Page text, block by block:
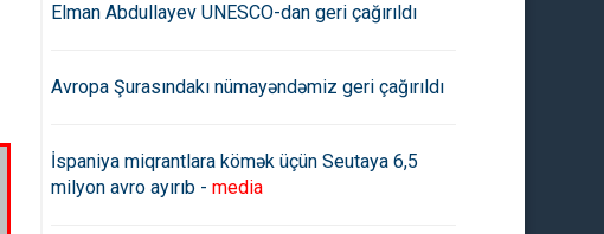
Elman Abdullayev UNESCO-dan geri çağırıldı
Avropa Şurasındakı nümayəndəmiz geri çağırıldı
İspaniya miqrantlara kömək üçün Seutaya 6,5
milyon avro ayırıb - media